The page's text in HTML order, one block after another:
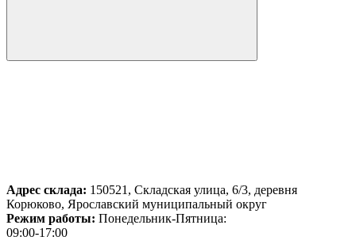
Адрес склада: 150521, Складская улица, 6/3, деревня
Корюково, Ярославский муниципальный округ
Режим работы: Понедельник-Пятница:
09:00-17:00